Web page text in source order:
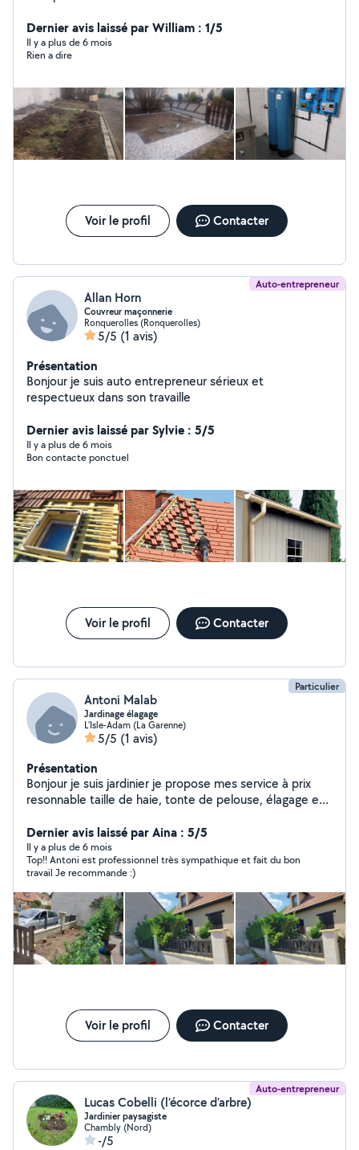
Dernier avis laissé par William : 1/5
Il y a plus de 6 mois
Rien a dire
Voir le profil Contacter
Auto-entrepreneur
Allan Horn
Couvreur maçonnerie
Ronquerolles (Ronquerolles)
5/5 (1 avis)
Présentation
Bonjour je suis auto entrepreneur sérieux et
respectueux dans son travaille
Dernier avis laissé par Sylvie : 5/5
Il y a plus de 6 mois
Bon contacte ponctuel
Voir le profil Contacter
Particulier
Antoni Malab
Jardinage élagage
L'Isle-Adam (La Garenne)
5/5 (1 avis)
Présentation
Bonjour je suis jardinier je propose mes service à prix
resonnable taille de haie, tonte de pelouse, élagage et
,maisons complètes
Dernier avis laissé par Aina : 5/5
Il y a plus de 6 mois
Top!! Antoni est professionnel très sympathique et fait du bon
travail Je recommande :)
Voir le profil Contacter
Auto-entrepreneur
Lucas Cobelli (l’écorce d’arbre)
Jardinier paysagiste
Chambly (Nord)
-/5